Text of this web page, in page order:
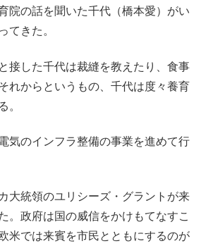
院の話を聞いた千代（橋本愛）がい
てきた。
接した千代は裁縫を教えたり、食事
れからというもの、千代は度々養育
。
気のインフラ整備の事業を進めて行
大統領のユリシーズ・グラントが来
。政府は国の威信をかけもてなすこ
米では来賓を市民とともにするのが